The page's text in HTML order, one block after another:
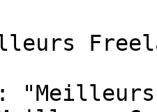
"Meilleurs